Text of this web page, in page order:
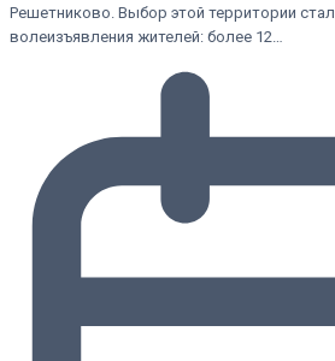
Решетниково. Выбор этой территории
волеизъявления жителей: более 12…